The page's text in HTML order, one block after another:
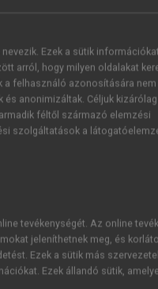
vagy hozz
ÚJ FIÓK
1 óra
JELSZÓ
Ezek a sütik
arról, hogy milyen oldalakat
a felhasználó azonosítására nem
anonimizáltak. Céljuk
féltől származó elemzési
szolgáltatások a
tevékenységét. Az online
jeleníthetnek meg, és
Ezek a sütik más
Ezek állandó sütik,